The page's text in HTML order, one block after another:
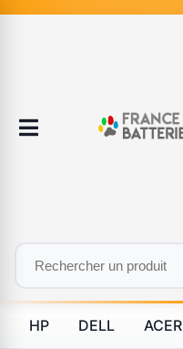
HP DELL ACER